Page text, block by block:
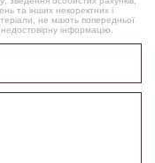
та інших некоректних і
не мають попередньої
недостовірну інформацію.